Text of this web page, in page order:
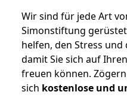
Wir sind für jede Art
Simonstiftung
helfen, den Stress
damit Sie sich auf
freuen können.
sich kostenlose und